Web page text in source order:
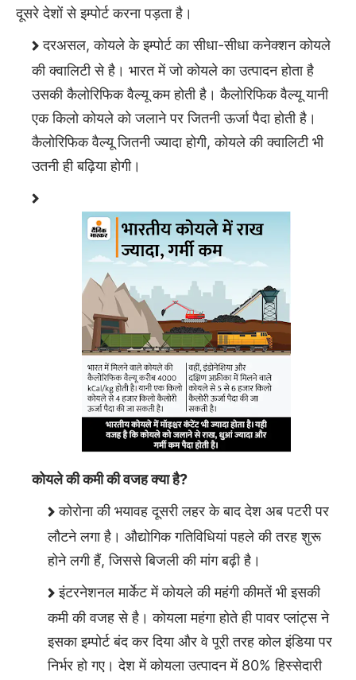
दूसरे देशों से इम्पोर्ट करना पड़ता है।
दरअसल, कोयले के इम्पोर्ट का सीधा-सीधा कनेक्शन कोयले
की क्वालिटी से है। भारत में जो कोयले का उत्पादन होता है
उसकी कैलोरिफिक वैल्यू कम होती है। कैलोरिफिक वैल्यू यानी
एक किलो कोयले को जलाने पर जितनी ऊर्जा पैदा होती है।
कैलोरिफिक वैल्यू जितनी ज्यादा होगी, कोयले की क्वालिटी भी
उतनी ही बढ़िया होगी।
कोयले की कमी की वजह क्या है?
कोरोना की भयावह दूसरी लहर के बाद देश अब पटरी पर
लौटने लगा है। औद्योगिक गतिविधियां पहले की तरह शुरू
होने लगी हैं, जिससे बिजली की मांग बढ़ी है।
इंटरनेशनल मार्केट में कोयले की महंगी कीमतें भी इसकी
कमी की वजह से है। कोयला महंगा होते ही पावर प्लांट्स ने
इसका इम्पोर्ट बंद कर दिया और वे पूरी तरह कोल इंडिया पर
निर्भर हो गए। देश में कोयला उत्पादन में 80% हिस्सेदारी